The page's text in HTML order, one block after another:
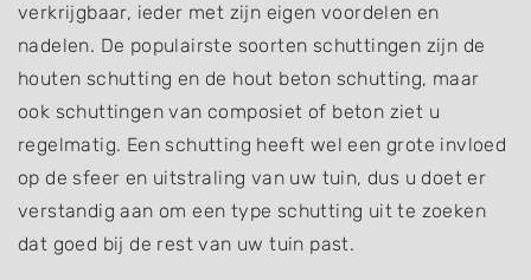
verkrijgbaar, ieder met zijn eigen voordelen en
nadelen. De populairste soorten schuttingen zijn de
houten schutting en de hout beton schutting, maar
ook schuttingen van composiet of beton ziet u
regelmatig. Een schutting heeft wel een grote invloed
op de sfeer en uitstraling van uw tuin, dus u doet er
verstandig aan om een type schutting uit te zoeken
dat goed bij de rest van uw tuin past.